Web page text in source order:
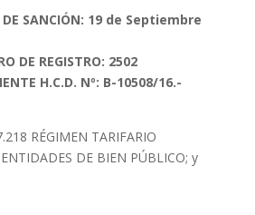
DE SANCIÓN: 19 de Septiembre
2502
H.C.D. Nº: B-10508/16.-
RÉGIMEN TARIFARIO
ENTIDADES DE BIEN PÚBLICO; y